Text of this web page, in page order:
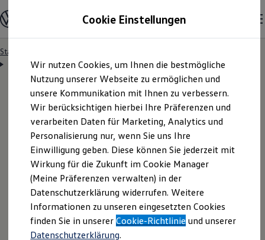
Hauptinhalt
springen
Footer
springen
Modelle & Konfigurator
Nutzfahrzeugkategorien entdecken
Modelle konfigurieren
Vorgängermodelle und Oldtimer
Vorgängermodelle
Oldtimer
Bulli Historie
Branchenlösungen & Gewerbekunden
Umbaulösungen und Hersteller finden
Auf- und Umbauten entdecken & konfigurieren
Groß- und Sonderkunden
Großkunden
Kommunen & Behörden
Journalisten
Sportvereine
Branchenlösungen
Bau & Handwerk
Gewerbliche Personenbeförderung
Service & mobile Werkstätten
Startseite
Servicetermin anfragen
Servicetermin bequem
online anfragen
Nutzen Sie unser Onlineformular, um schnell und
unkompliziert einen Servicetermin bei Ihrem
Volkswagen NutzfahrzeugePartner anzufragen.
Cookie Einstellungen
Wir nutzen Cookies, um Ihnen die bestmögliche
Nutzung unserer Webseite zu ermöglichen und
unsere Kommunikation mit Ihnen zu verbessern.
Wir berücksichtigen hierbei Ihre Präferenzen und
verarbeiten Daten für Marketing, Analytics und
Personalisierung nur, wenn Sie uns Ihre
Einwilligung geben. Diese können Sie jederzeit mit
Wirkung für die Zukunft im Cookie Manager
(Meine Präferenzen verwalten) in der
Datenschutzerklärung widerrufen. Weitere
Informationen zu unseren eingesetzten Cookies
finden Sie in unsererCookie-Richtlinie und unserer
Datenschutzerklärung.